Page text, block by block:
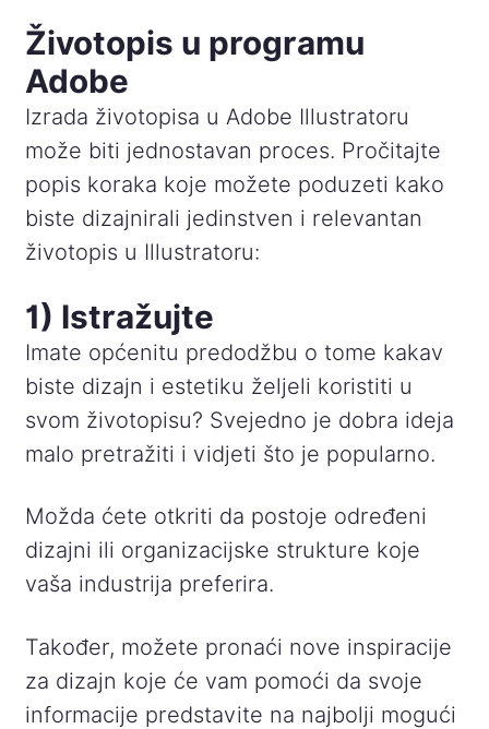
Životopis u programu
Adobe
Izrada životopisa u Adobe Illustratoru
može biti jednostavan proces. Pročitajte
popis koraka koje možete poduzeti kako
biste dizajnirali jedinstven i relevantan
životopis u Illustratoru:
1) Istražujte
Imate općenitu predodžbu o tome kakav
biste dizajn i estetiku željeli koristiti u
svom životopisu? Svejedno je dobra ideja
malo pretražiti i vidjeti što je popularno.
Možda ćete otkriti da postoje određeni
dizajni ili organizacijske strukture koje
vaša industrija preferira.
Također, možete pronaći nove inspiracije
za dizajn koje će vam pomoći da svoje
informacije predstavite na najbolji mogući